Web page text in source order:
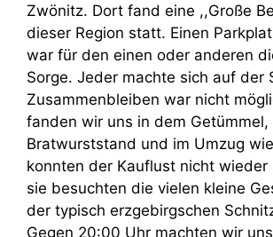
Zwönitz. Dort fand eine ,,Große
dieser Region statt. Einen
war für den einen oder anderen
Sorge. Jeder machte sich auf der
Zusammenbleiben war nicht
fanden wir uns in dem Getümmel,
Bratwurststand und im Umzug
konnten der Kauflust nicht wieder
sie besuchten die vielen kleine
der typisch erzgebirgschen
Gegen 20:00 Uhr machten wir